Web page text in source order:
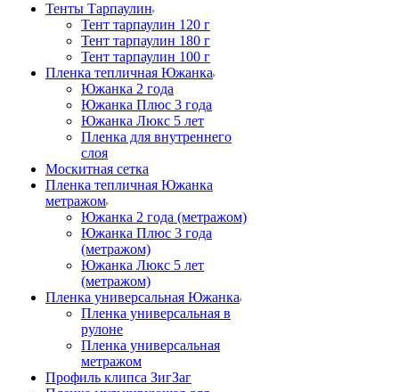
Тенты Тарпаулин
Тент тарпаулин 120 г
Тент тарпаулин 180 г
Тент тарпаулин 100 г
Пленка тепличная Южанка
Южанка 2 года
Южанка Плюс 3 года
Южанка Люкс 5 лет
Пленка для внутреннего
слоя
Москитная сетка
Пленка тепличная Южанка
метражом
Южанка 2 года (метражом)
Южанка Плюс 3 года
(метражом)
Южанка Люкс 5 лет
(метражом)
Пленка универсальная Южанка
Пленка универсальная в
рулоне
Пленка универсальная
метражом
Профиль клипса ЗигЗаг